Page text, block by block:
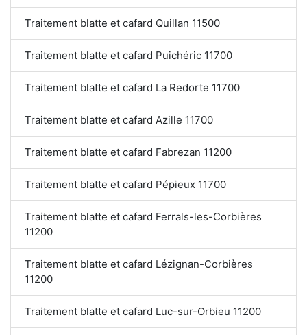
Traitement blatte et cafard Quillan 11500
Traitement blatte et cafard Puichéric 11700
Traitement blatte et cafard La Redorte 11700
Traitement blatte et cafard Azille 11700
Traitement blatte et cafard Fabrezan 11200
Traitement blatte et cafard Pépieux 11700
Traitement blatte et cafard Ferrals-les-Corbières
11200
Traitement blatte et cafard Lézignan-Corbières
11200
Traitement blatte et cafard Luc-sur-Orbieu 11200